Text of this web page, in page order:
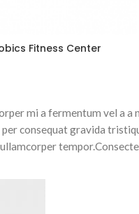
Fitness Center
mi a fermentum vel a
consequat gravida